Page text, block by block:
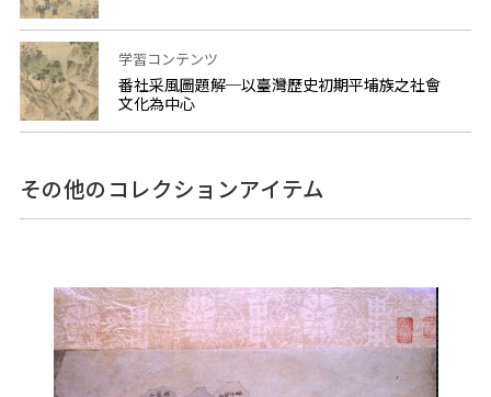
学習コンテンツ
番社采風圖題解─以臺灣歷史初期平埔族之社會
文化為中心
その他のコレクションアイテム